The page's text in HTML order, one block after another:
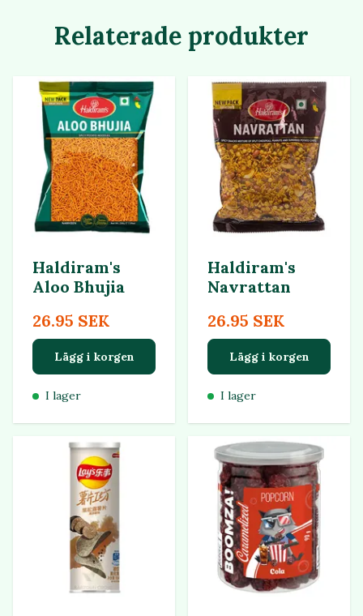
Relaterade produkter
Haldiram's
Aloo Bhujia
26.95 SEK
Lägg i korgen
I lager
Haldiram's
Navrattan
26.95 SEK
Lägg i korgen
I lager